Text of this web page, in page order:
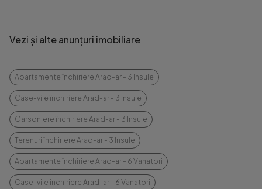
Vezi și alte anunțuri imobiliare
Apartamente închiriere Arad-ar - 3 Insule
Case-vile închiriere Arad-ar - 3 Insule
Garsoniere închiriere Arad-ar - 3 Insule
Terenuri închiriere Arad-ar - 3 Insule
Apartamente închiriere Arad-ar - 6 Vanatori
Case-vile închiriere Arad-ar - 6 Vanatori